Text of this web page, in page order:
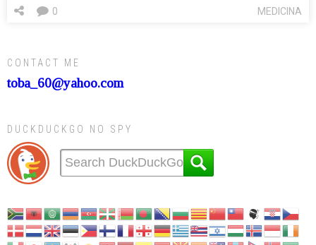
MEDICINA
0
CONTACT ME
toba_60@yahoo.com
DUCKDUCKGO NO SPY